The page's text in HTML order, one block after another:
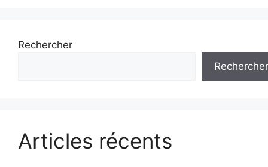
Rechercher
Rechercher
Articles récents